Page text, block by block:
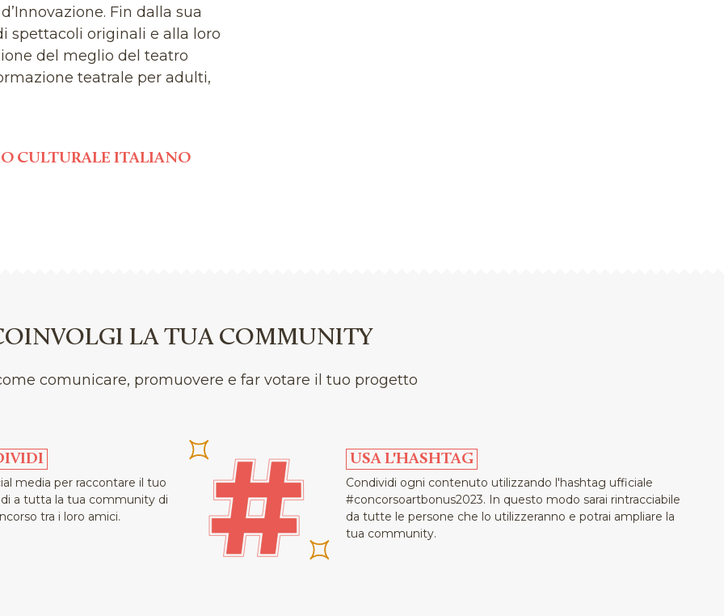
Fin dalla sua
spettacoli originali e alla loro
del meglio del teatro
teatrale per adulti,
d’azione teatrale. Il termine
χορεια. Il termine è inoltre
in cui una koreja vuole dire
con gli enti locali organizza, sin
"Strade Maestre", un progetto di
Paese.
proprie spese una ex fabbrica
i Cantieri Teatrali Koreja. I
203 posti, l'altra di 98 per
dal Ministero per i Beni e le
CULTURALE ITALIANO
LA TUA COMMUNITY
comunicare, promuovere e far votare il tuo progetto
media per raccontare il tuo
a tutta la tua community di
tra i loro amici.
USA L'HASHTAG
Condividi ogni contenuto utilizzando l'hashtag ufficiale
#concorsoartbonus2023. In questo modo sarai rintracciabile
da tutte le persone che lo utilizzeranno e potrai ampliare la
tua community.